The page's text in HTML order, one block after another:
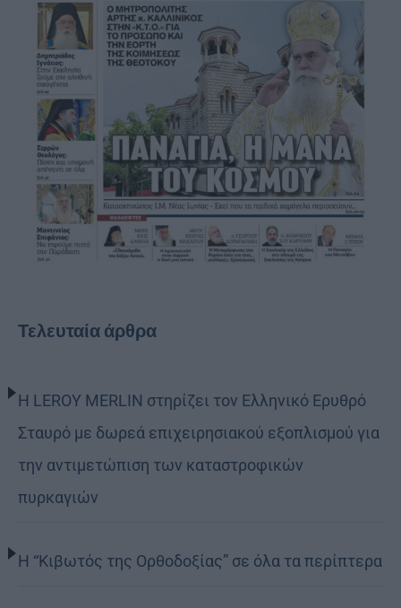
Τελευταία άρθρα
Η LEROY MERLIN στηρίζει τον Ελληνικό Ερυθρό
Σταυρό με δωρεά επιχειρησιακού εξοπλισμού για
την αντιμετώπιση των καταστροφικών
πυρκαγιών
Η “Κιβωτός της Ορθοδοξίας” σε όλα τα περίπτερα